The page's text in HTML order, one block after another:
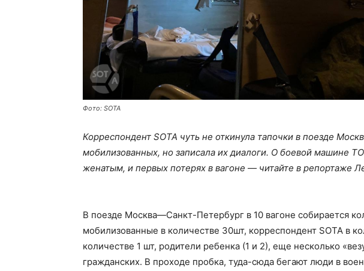
Фото: SOTA
Корреспондент SOTA чуть не откинула тапочки в поезде
мобилизованных, но записала их диалоги. О боевой машине
женатым, и первых потерях в вагоне — читайте в репортаже
В поезде Москва—Санкт-Петербург в 10 вагоне собирается
мобилизованные в количестве 30шт, корреспондент SOTA в
количестве 1 шт, родители ребенка (1 и 2), еще несколько
гражданских. В проходе пробка, туда-сюда бегают люди в